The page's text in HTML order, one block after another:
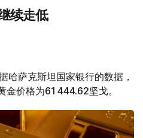
续走低
哈萨克斯坦国家银行的数据，
价格为61 444.62坚戈。